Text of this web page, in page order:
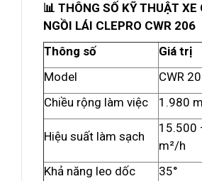
📊 THÔNG SỐ KỸ THUẬT XE
NGỒI LÁI CLEPRO CWR 206
Thông số
Giá trị
Model
CWR
Chiều rộng làm việc
1.980
Hiệu suất làm sạch
15.500
m²/h
Khả năng leo dốc
35°